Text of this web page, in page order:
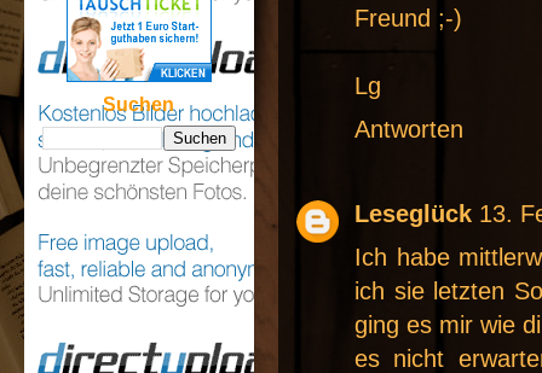
Freund ;-)
Lg
Antworten
Leseglück 13.
Ich habe
ich sie letzten
ging es mir wie
es nicht
Suchen